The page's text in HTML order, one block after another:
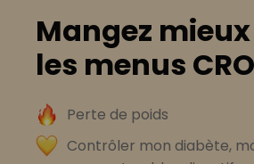
Mangez
les menus
Perte de poids
Contrôler mon diabète,